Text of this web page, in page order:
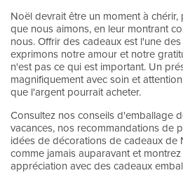
Noël devrait être un moment à
que nous aimons, en leur montrant
nous. Offrir des cadeaux est l'une
exprimons notre amour et notre
n'est pas ce qui est important. Un
magnifiquement avec soin et
que l'argent pourrait acheter.
Consultez nos conseils d'emballage
vacances, nos recommandations de
idées de décorations de cadeaux de
comme jamais auparavant et
appréciation avec des cadeaux